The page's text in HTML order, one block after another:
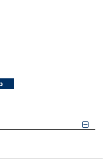
ZULETZT ANGESEHENE